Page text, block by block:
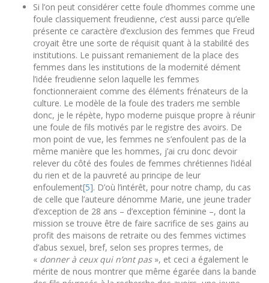
Si l’on peut considérer cette foule d’hommes comme une
foule classiquement freudienne, c’est aussi parce qu’elle
présente ce caractère d’exclusion des femmes que Freud
croyait être une sorte de réquisit quant à la stabilité des
institutions. Le puissant remaniement de la place des
femmes dans les institutions de la modernité dément
l’idée freudienne selon laquelle les femmes
fonctionneraient comme des éléments frénateurs de la
culture. Le modèle de la foule des traders me semble
donc, je le répète, hypo moderne puisque propre à réunir
une foule de fils motivés par le registre des avoirs. De
mon point de vue, les femmes ne s’enfoulent pas de la
même manière que les hommes, j’ai cru donc devoir
relever du côté des foules de femmes chrétiennes l’idéal
du rien et de la pauvreté au principe de leur
enfoulement[5]. D’où l’intérêt, pour notre champ, du cas
de celle que l’auteure dénomme Marie, une jeune trader
d’exception de 28 ans – d’exception féminine –, dont la
mission se trouve être de faire sacrifice de ses gains au
profit des maisons de retraite ou des femmes victimes
d’abus sexuel, bref, selon ses propres termes, de
« donner à ceux qui n’ont pas », et ceci a également le
mérite de nous montrer que même égarée dans la bande